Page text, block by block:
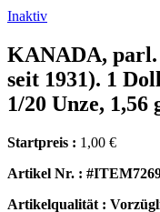
Inaktiv
KANADA, parl.
seit 1931). 1
1/20 Unze, 1,56
Startpreis : 1,00 €
Artikel Nr. :
Artikelqualität :